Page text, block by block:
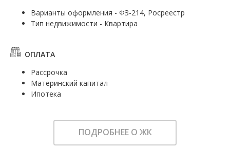
Варианты оформления - ФЗ-214, Росреестр
Тип недвижимости - Квартира
ОПЛАТА
Рассрочка
Материнский капитал
Ипотека
ПОДРОБНЕЕ О ЖК